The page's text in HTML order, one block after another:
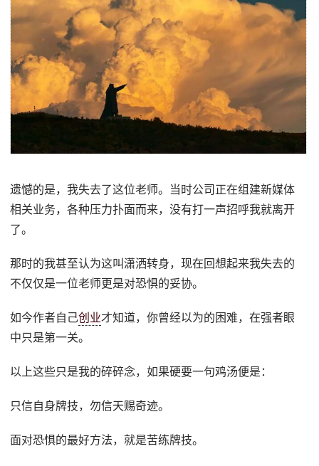
遗憾的是，我失去了这位老师。当时公司正在组建新媒体
相关业务，各种压力扑面而来，没有打一声招呼我就离开
了。
那时的我甚至认为这叫潇洒转身，现在回想起来我失去的
不仅仅是一位老师更是对恐惧的妥协。
如今作者自己创业才知道，你曾经以为的困难，在强者眼
中只是第一关。
以上这些只是我的碎碎念，如果硬要一句鸡汤便是：
只信自身牌技，勿信天赐奇迹。
面对恐惧的最好方法，就是苦练牌技。